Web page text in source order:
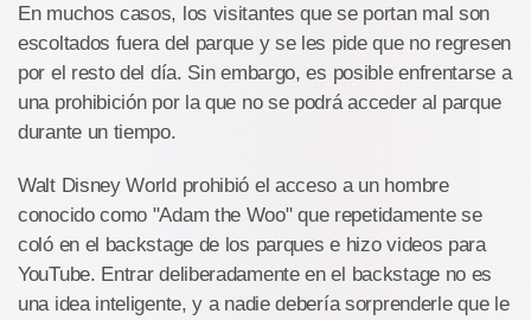
En muchos casos, los visitantes que se portan mal son
escoltados fuera del parque y se les pide que no regresen
por el resto del día. Sin embargo, es posible enfrentarse a
una prohibición por la que no se podrá acceder al parque
durante un tiempo.
Walt Disney World prohibió el acceso a un hombre
conocido como "Adam the Woo" que repetidamente se
coló en el backstage de los parques e hizo videos para
YouTube. Entrar deliberadamente en el backstage no es
una idea inteligente, y a nadie debería sorprenderle que le